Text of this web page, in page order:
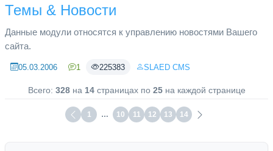
Темы & Новости
Данные модули относятся к управлению новостями Вашего
сайта.
05.03.2006 1 225383 SLAED CMS
Всего: 328на 14страницах по 25на каждой странице
1 … 10 11 12 13 14